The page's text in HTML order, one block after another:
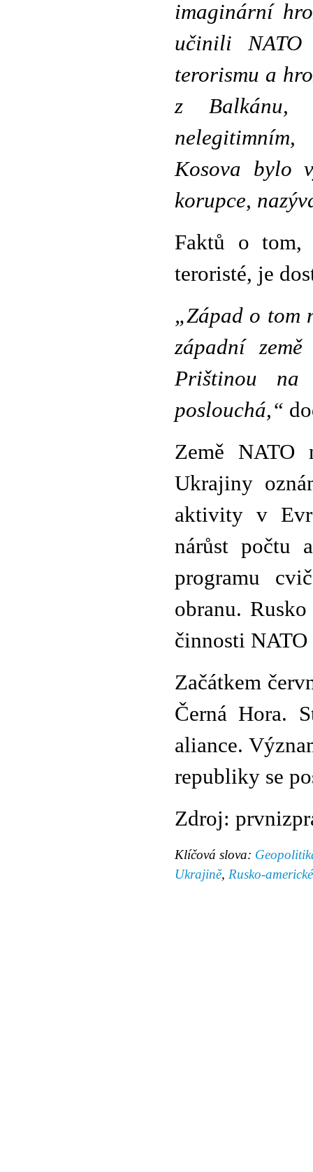
imaginární
učinili NATO
terorismu a
z Balkánu,
Kosova bylo
korupce,
Faktů o tom,
teroristé, je
„Západ o tom
západní
Prištinou
poslouchá,“
Země NATO
Ukrajiny
aktivity v
nárůst počtu
programu
obranu.
činnosti
Začátkem
Černá Hora.
aliance.
republiky se
Zdroj:
Klíčová slova:
Ukrajině, Rusko-